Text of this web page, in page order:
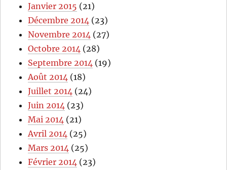
Janvier 2015 (21)
Décembre 2014 (23)
Novembre 2014 (27)
Octobre 2014 (28)
Septembre 2014 (19)
Août 2014 (18)
Juillet 2014 (24)
Juin 2014 (23)
Mai 2014 (21)
Avril 2014 (25)
Mars 2014 (25)
Février 2014 (23)